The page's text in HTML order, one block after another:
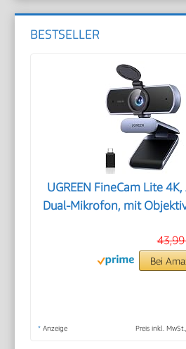
BESTSELLER
UGREEN FineCam Lite
Dual-Mikrofon, mit
Bei
* Anzeige Preis inkl.